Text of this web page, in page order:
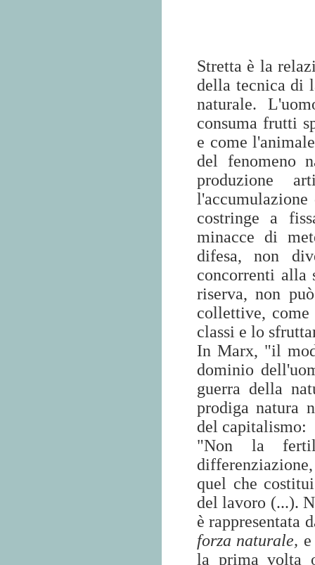
Stretta è la
della tecnica di
naturale.
consuma frutti
e come
del fenomeno
produzione
costringe a
minacce di
difesa, non
concorrenti alla
riserva, non
collettive,
classi e lo
In Marx, "il
dominio
guerra della
prodiga natura
del capitalismo:
"Non la
quel che
del lavoro (...).
è rappresentata
forza naturale,
la prima volta